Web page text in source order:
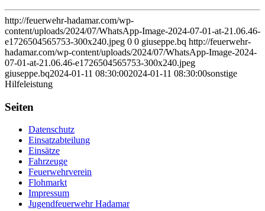
http://feuerwehr-hadamar.com/wp-
content/uploads/2024/07/WhatsApp-Image-2024-07-01-at-21.06.46-
e1726504565753-300x240.jpeg 0 0 giuseppe.bq http://feuerwehr-
hadamar.com/wp-content/uploads/2024/07/WhatsApp-Image-2024-
07-01-at-21.06.46-e1726504565753-300x240.jpeg
giuseppe.bq2024-01-11 08:30:002024-01-11 08:30:00sonstige
Hilfeleistung
Seiten
Datenschutz
Einsatzabteilung
Einsätze
Fahrzeuge
Feuerwehrverein
Flohmarkt
Impressum
Jugendfeuerwehr Hadamar